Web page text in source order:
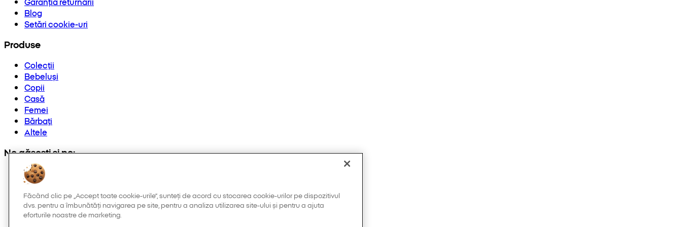
Blog
Setări cookie-uri
Produse
Colecții
Bebeluși
Copii
Casă
Femei
Bărbați
Altele
Ne găsești și pe:
Făcând clic pe „Accept toate cookie-urile”, sunteți de acord cu stocarea cookie-urilor pe dispozitivul
dvs. pentru a îmbunătăți navigarea pe site, pentru a analiza utilizarea site-ului și pentru a ajuta
eforturile noastre de marketing.